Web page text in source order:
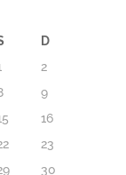
D
2
9
16
23
30